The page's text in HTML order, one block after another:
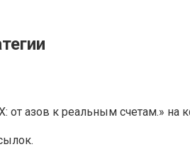
от азов к реальным счетам.» на